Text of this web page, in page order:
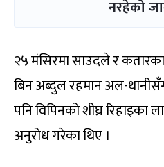
नरहेको
२५ मंसिरमा साउदले र कतारका
बिन अब्दुल रहमान अल-
पनि विपिनको शीघ्र
अनुरोध गरेका थिए ।